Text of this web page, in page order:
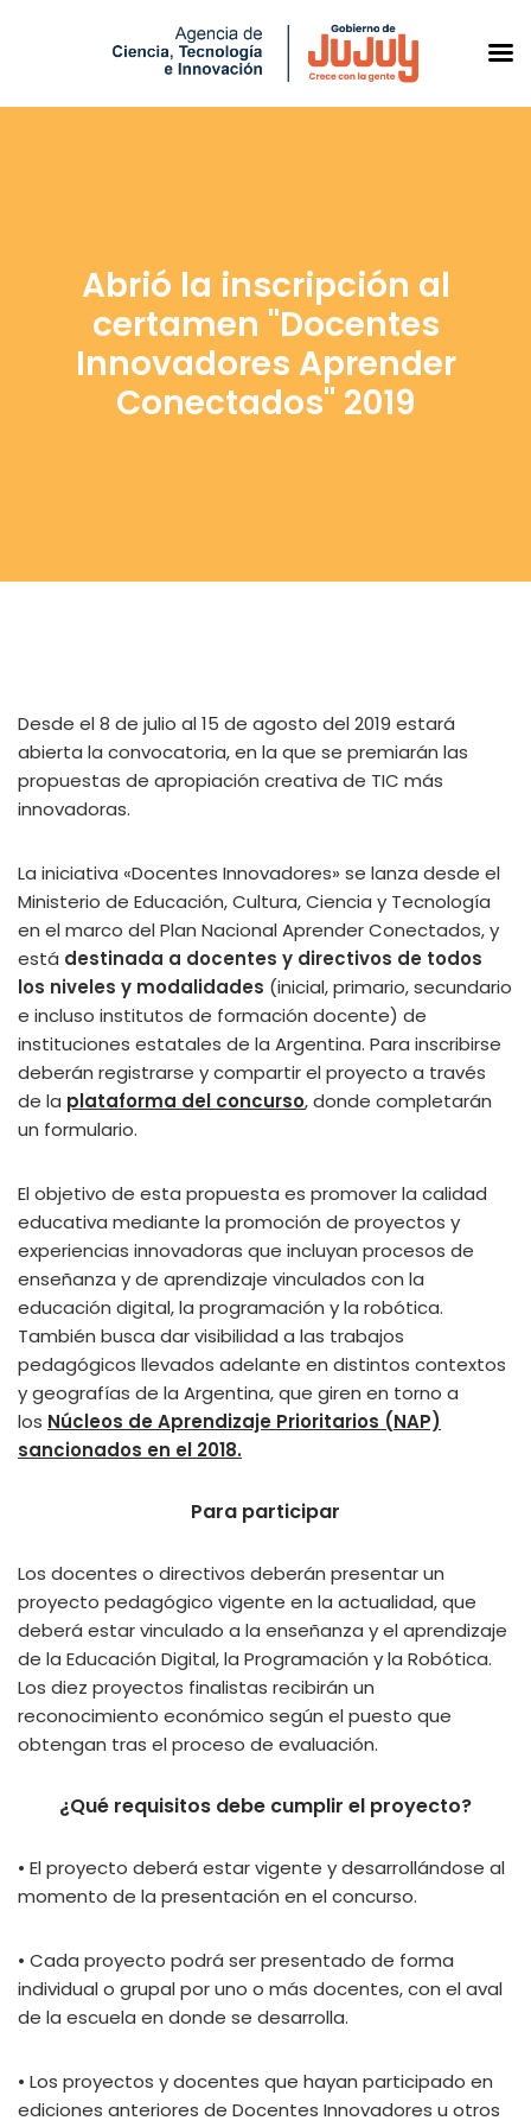
Abrió la inscripción al
certamen "Docentes
Innovadores Aprender
Conectados" 2019
Desde el 8 de julio al 15 de agosto del 2019 estará
abierta la convocatoria, en la que se premiarán las
propuestas de apropiación creativa de TIC más
innovadoras.
La iniciativa «Docentes Innovadores» se lanza desde el
Ministerio de Educación, Cultura, Ciencia y Tecnología
en el marco del Plan Nacional Aprender Conectados, y
está destinada a docentes y directivos de todos
los niveles y modalidades (inicial, primario, secundario
e incluso institutos de formación docente) de
instituciones estatales de la Argentina. Para inscribirse
deberán registrarse y compartir el proyecto a través
de la plataforma del concurso, donde completarán
un formulario.
El objetivo de esta propuesta es promover la calidad
educativa mediante la promoción de proyectos y
experiencias innovadoras que incluyan procesos de
enseñanza y de aprendizaje vinculados con la
educación digital, la programación y la robótica.
También busca dar visibilidad a las trabajos
pedagógicos llevados adelante en distintos contextos
y geografías de la Argentina, que giren en torno a
los Núcleos de Aprendizaje Prioritarios (NAP)
sancionados en el 2018.
Para participar
Los docentes o directivos deberán presentar un
proyecto pedagógico vigente en la actualidad, que
deberá estar vinculado a la enseñanza y el aprendizaje
de la Educación Digital, la Programación y la Robótica.
Los diez proyectos finalistas recibirán un
reconocimiento económico según el puesto que
obtengan tras el proceso de evaluación.
¿Qué requisitos debe cumplir el proyecto?
• El proyecto deberá estar vigente y desarrollándose al
momento de la presentación en el concurso.
• Cada proyecto podrá ser presentado de forma
individual o grupal por uno o más docentes, con el aval
de la escuela en donde se desarrolla.
• Los proyectos y docentes que hayan participado en
ediciones anteriores de Docentes Innovadores u otros